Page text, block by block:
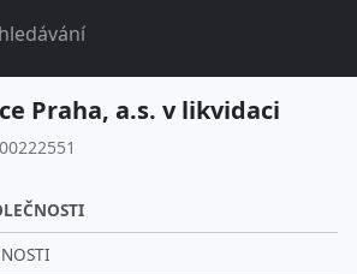
Praha, a.s. v likvidaci